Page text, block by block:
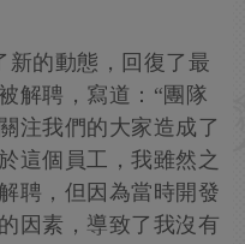
的動態，回復了最
解聘，寫道：“團隊
注我們的大家造成了
這個員工，我雖然之
聘，但因為當時開發
因素，導致了我沒有